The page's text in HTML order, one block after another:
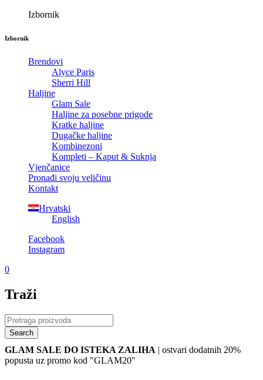
Izbornik
Izbornik
Brendovi
Alyce Paris
Sherri Hill
Haljine
Glam Sale
Haljine za posebne prigode
Kratke haljine
Dugačke haljine
Kombinezoni
Kompleti – Kaput & Suknja
Vjenčanice
Pronađi svoju veličinu
Kontakt
Hrvatski
English
Facebook
Instagram
0
Traži
GLAM SALE DO ISTEKA ZALIHA | ostvari dodatnih 20%
popusta uz promo kod "GLAM20"